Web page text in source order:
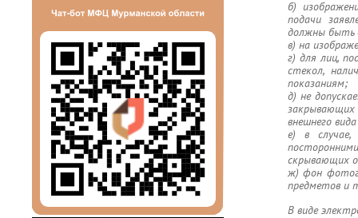
б)
подачи
должны быть
в) на
г) для лиц,
стекол,
показаниям;
д) не
закрывающих
внешнего
е) в случае,
скрывающих
ж) фон
предметов и
В виде